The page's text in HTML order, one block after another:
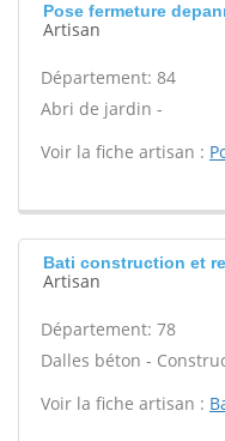
Pose fermeture
Artisan
Département: 84
Abri de jardin -
Voir la fiche artisan :
Bati construction et
Artisan
Département: 78
Dalles béton -
Voir la fiche artisan :